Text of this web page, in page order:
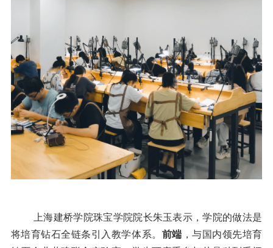
上海建桥学院珠宝学院院长朱玉表示，学院的做法是
将培育钻石全链条引入教学体系。 前端 ，与国内领先培育